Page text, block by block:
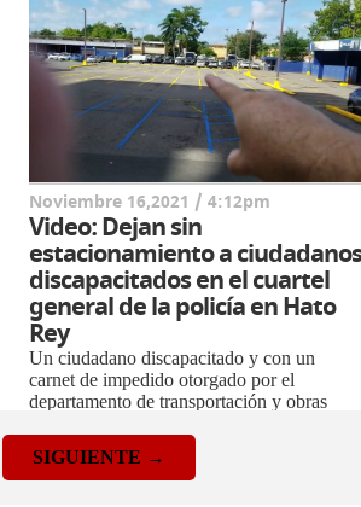
Noviembre 16,2021 / 4:12pm
Video: Dejan sin
estacionamiento a
discapacitados en el cuartel
general de la policía en Hato
Rey
Un ciudadano discapacitado y con un
carnet de impedido otorgado por el
departamento de transportación y obras
SIGUIENTE →